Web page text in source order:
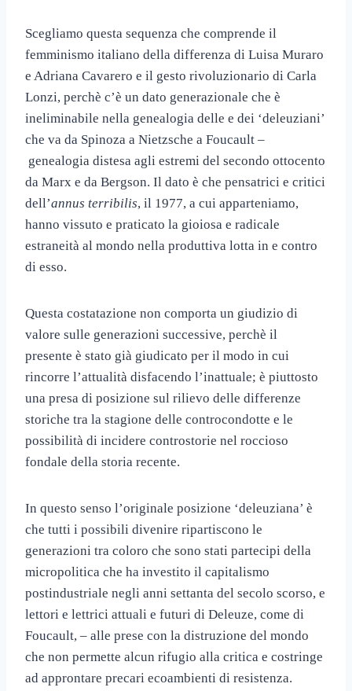
Scegliamo questa sequenza che comprende il
femminismo italiano della differenza di Luisa Muraro
e Adriana Cavarero e il gesto rivoluzionario di Carla
Lonzi, perchè c’è un dato generazionale che è
ineliminabile nella genealogia delle e dei ‘deleuziani’
che va da Spinoza a Nietzsche a Foucault –
genealogia distesa agli estremi del secondo ottocento
da Marx e da Bergson. Il dato è che pensatrici e critici
dell’annus terribilis, il 1977, a cui apparteniamo,
hanno vissuto e praticato la gioiosa e radicale
estraneità al mondo nella produttiva lotta in e contro
di esso.
Questa costatazione non comporta un giudizio di
valore sulle generazioni successive, perchè il
presente è stato già giudicato per il modo in cui
rincorre l’attualità disfacendo l’inattuale; è piuttosto
una presa di posizione sul rilievo delle differenze
storiche tra la stagione delle controcondotte e le
possibilità di incidere controstorie nel roccioso
fondale della storia recente.
In questo senso l’originale posizione ‘deleuziana’ è
che tutti i possibili divenire ripartiscono le
generazioni tra coloro che sono stati partecipi della
micropolitica che ha investito il capitalismo
postindustriale negli anni settanta del secolo scorso, e
lettori e lettrici attuali e futuri di Deleuze, come di
Foucault, – alle prese con la distruzione del mondo
che non permette alcun rifugio alla critica e costringe
ad approntare precari ecoambienti di resistenza.